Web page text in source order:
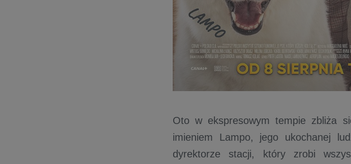
Oto w ekspresowym tempie zbliża
imieniem Lampo, jego ukochanej
dyrektorze stacji, który zrobi